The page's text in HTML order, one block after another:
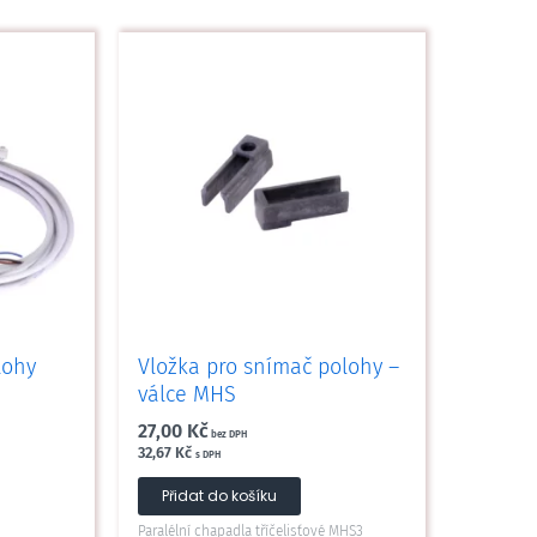
Vložka pro snímač polohy –
válce MHS
27,00 Kč bez DPH
32,67 Kč s DPH
Přidat do košíku
Paralélní chapadla tříčelisťové MHS3